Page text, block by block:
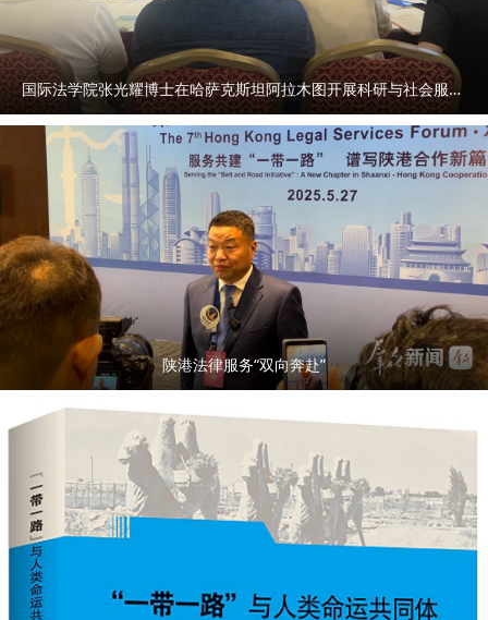
国际法学院张光耀博士在哈萨克斯坦阿拉木图开展科研与社会服务活动
陕港法律服务“双向奔赴”